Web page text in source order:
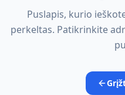
Puslapis, kurio
perkeltas. Patikrinkite